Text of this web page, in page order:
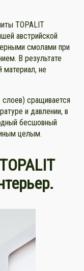
TOPALIT
австрийской
смолами при
В результате
материал, не
сращивается
и давлении, в
бесшовный
целым.